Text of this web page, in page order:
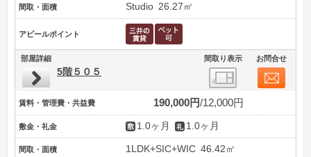
間取・面積 Studio 26.27㎡
アピールポイント
部屋詳細 間取り表示 お問合せ
5階５０５
賃料・管理費・共益費 190,000円 12,000円
敷金・礼金 1.0ヶ月 1.0ヶ月
間取・面積 1LDK+SIC+WIC 46.42㎡